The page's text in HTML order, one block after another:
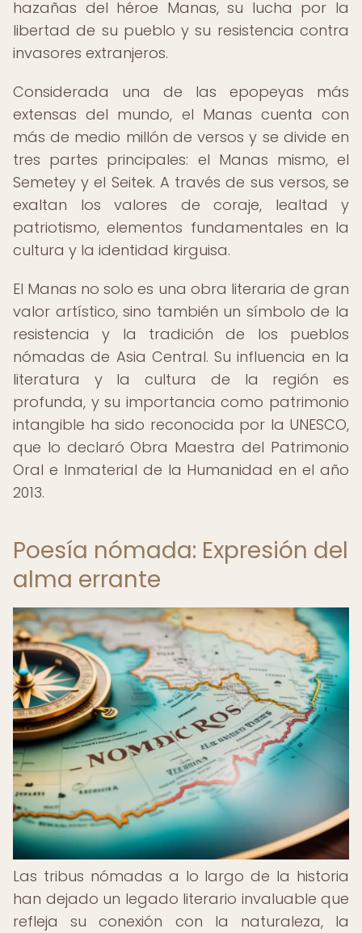
hazañas del héroe Manas, su lucha por la
libertad de su pueblo y su resistencia contra
invasores extranjeros.
Considerada una de las epopeyas más
extensas del mundo, el Manas cuenta con
más de medio millón de versos y se divide en
tres partes principales: el Manas mismo, el
Semetey y el Seitek. A través de sus versos, se
exaltan los valores de coraje, lealtad y
patriotismo, elementos fundamentales en la
cultura y la identidad kirguisa.
El Manas no solo es una obra literaria de gran
valor artístico, sino también un símbolo de la
resistencia y la tradición de los pueblos
nómadas de Asia Central. Su influencia en la
literatura y la cultura de la región es
profunda, y su importancia como patrimonio
intangible ha sido reconocida por la UNESCO,
que lo declaró Obra Maestra del Patrimonio
Oral e Inmaterial de la Humanidad en el año
2013.
Poesía nómada: Expresión del
alma errante
Las tribus nómadas a lo largo de la historia
han dejado un legado literario invaluable que
refleja su conexión con la naturaleza, la